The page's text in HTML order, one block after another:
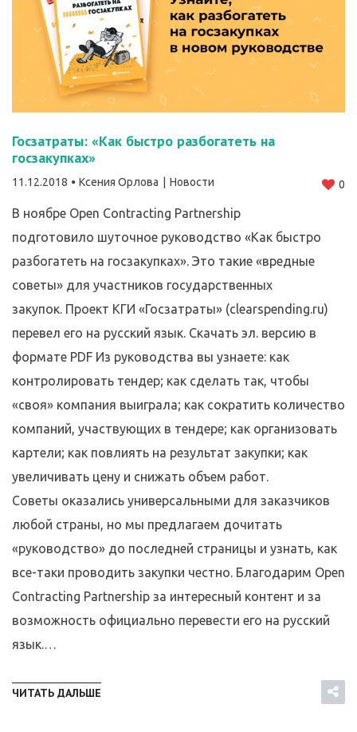
Госзатраты: «Как быстро разбогатеть на
госзакупках»
11.12.2018 Ксения Орлова Новости 0
В ноябре Open Contracting Partnership
подготовило шуточное руководство «Как быстро
разбогатеть на госзакупках». Это такие «вредные
советы» для участников государственных
закупок. Проект КГИ «Госзатраты» (clearspending.ru)
перевел его на русский язык. Скачать эл. версию в
формате PDF Из руководства вы узнаете: как
контролировать тендер; как сделать так, чтобы
«своя» компания выиграла; как сократить количество
компаний, участвующих в тендере; как организовать
картели; как повлиять на результат закупки; как
увеличивать цену и снижать объем работ.
Советы оказались универсальными для заказчиков
любой страны, но мы предлагаем дочитать
«руководство» до последней страницы и узнать, как
все-таки проводить закупки честно. Благодарим Open
Contracting Partnership за интересный контент и за
возможность официально перевести его на русский
язык.…
ЧИТАТЬ ДАЛЬШЕ